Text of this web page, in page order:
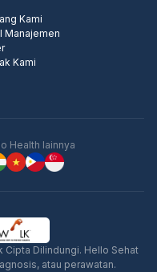
Kami
Manajemen
Kami
Health lainnya
Cipta Dilindungi. Hello Sehat
atau perawatan.